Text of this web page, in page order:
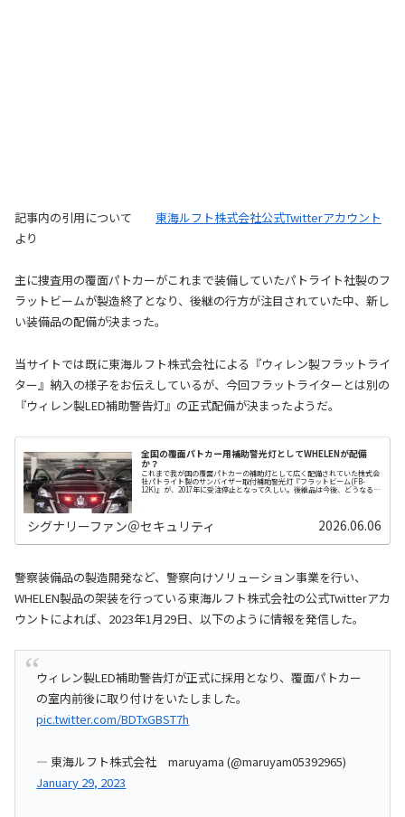
記事内の引用について 東海ルフト株式会社公式Twitterアカウント
より
主に捜査用の覆面パトカーがこれまで装備していたパトライト社製のフ
ラットビームが製造終了となり、後継の行方が注目されていた中、新し
い装備品の配備が決まった。
当サイトでは既に東海ルフト株式会社による『ウィレン製フラットライ
ター』納入の様子をお伝えしているが、今回フラットライターとは別の
『ウィレン製LED補助警告灯』の正式配備が決まったようだ。
全国の覆面パトカー用補助警光灯としてWHELENが配備
か？
これまで我が国の覆面パトカーの補助灯として広く配備されていた株式会
社パトライト製のサンバイザー取付補助警光灯『フラットビーム(FB-
12K)』が、2017年に受注停止となって久しい。後継品は今後、どうなるの
シグナリーファン＠セキュリティ 2026.06.06
警察装備品の製造開発など、警察向けソリューション事業を行い、
WHELEN製品の架装を行っている東海ルフト株式会社の公式Twitterアカ
ウントによれば、2023年1月29日、以下のように情報を発信した。
ウィレン製LED補助警告灯が正式に採用となり、覆面パトカー
の室内前後に取り付けをいたしました。
pic.twitter.com/BDTxGBST7h
— 東海ルフト株式会社 maruyama (@maruyam05392965)
January 29, 2023